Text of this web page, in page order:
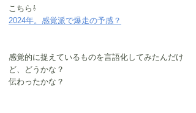
こちら⇩
2024年。感覚派で爆走の予感？
感覚的に捉えているものを言語化してみたんだけ
ど、どうかな？
伝わったかな？